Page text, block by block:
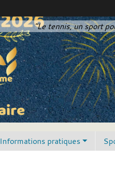
"Le tennis, un sport
Informations pratiques